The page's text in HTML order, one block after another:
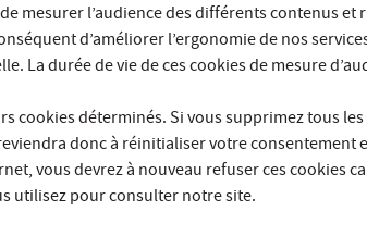
mesurer l’audience des différents contenus
d’améliorer l’ergonomie de nos
durée de vie de ces cookies de mesure
déterminés. Si vous supprimez tous
donc à réinitialiser votre consentement
vous devrez à nouveau refuser ces cookies
utilisez pour consulter notre site.